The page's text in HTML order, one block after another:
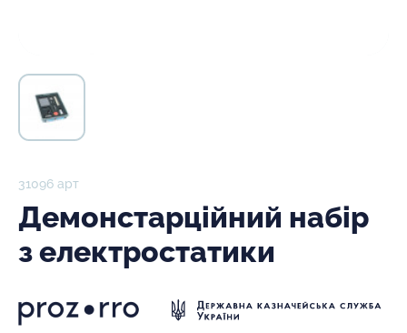
31096 арт
Демонстарційний набір
з електростатики